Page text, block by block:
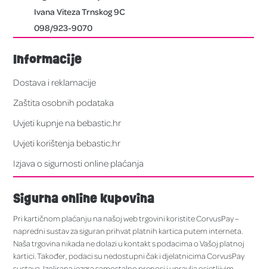
Ivana Viteza Trnskog 9C
098/923-9070
Informacije
Dostava i reklamacije
Zaštita osobnih podataka
Uvjeti kupnje na bebastic.hr
Uvjeti korištenja bebastic.hr
Izjava o sigurnosti online plaćanja
Sigurna online kupovina
Pri kartičnom plaćanju na našoj web trgovini koristite CorvusPay –
napredni sustav za siguran prihvat platnih kartica putem interneta.
Naša trgovina nikada ne dolazi u kontakt s podacima o Vašoj platnoj
kartici. Također, podaci su nedostupni čak i djelatnicima CorvusPay